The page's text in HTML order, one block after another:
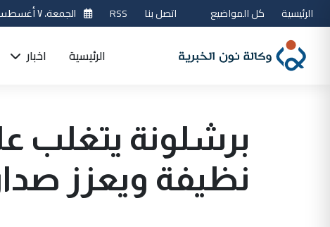
الرئيسية كل المواضيع اتصل بنا RSS الجمعة، ٧ أغسطس 2026
الرئيسية اخبار
برشلونة يتغلب
نظيفة ويعزز